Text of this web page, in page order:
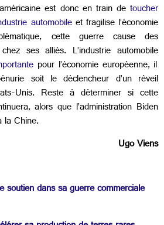
est donc en train detoucher
automobileet fragilise l’économie
cette guerre cause des
ses alliés. L’industrie automobile
pour l’économie européenne, il
soit le déclencheur d’un réveil
Unis. Reste à déterminer si cette
alors que l’administration Biden
la Chine.
Ugo Viens
soutien dans sa guerre commerciale